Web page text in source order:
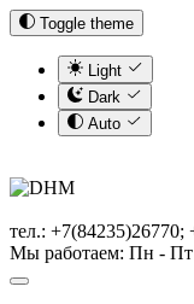
Toggle theme
Light
Dark
Auto
тел.: +7(84235)26770;
Мы работаем: Пн - Пт